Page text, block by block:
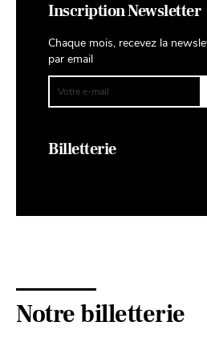
Inscription Newsletter
Chaque mois, recevez la
par email
Billetterie
Notre billetterie